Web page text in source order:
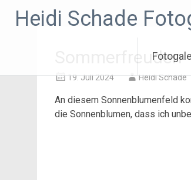
InhaltHeidi Schade
Sommerfreuden
19. Juli 2024 Heidi Schade
An diesem Sonnenblumenfeld
die Sonnenblumen, dass ich